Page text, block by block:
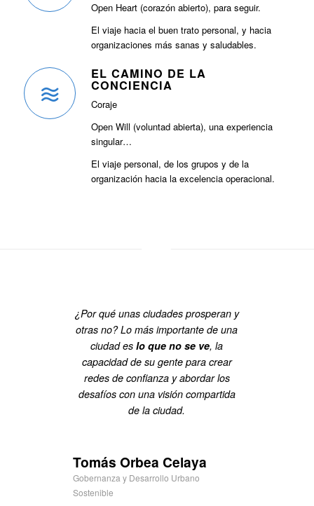
Open Heart (corazón abierto), para seguir.
El viaje hacia el buen trato personal, y hacia
organizaciones más sanas y saludables.
EL CAMINO DE LA
CONCIENCIA
Coraje
Open Will (voluntad abierta), una experiencia
singular…
El viaje personal, de los grupos y de la
organización hacia la excelencia operacional.
¿Por qué unas ciudades prosperan y
otras no? Lo más importante de una
ciudad es lo que no se ve, la
capacidad de su gente para crear
redes de confianza y abordar los
desafíos con una visión compartida
de la ciudad.
Tomás Orbea Celaya
Gobernanza y Desarrollo Urbano
Sostenible